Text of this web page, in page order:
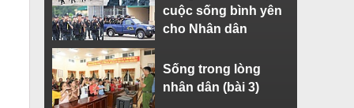
cuộc sống bình yên
cho Nhân dân
Sống trong lòng
nhân dân (bài 3)